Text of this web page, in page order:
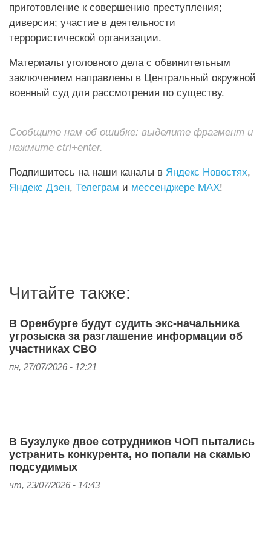
приготовление к совершению преступления;
диверсия; участие в деятельности
террористической организации.
Материалы уголовного дела с обвинительным
заключением направлены в Центральный окружной
военный суд для рассмотрения по существу.
Сообщите нам об ошибке: выделите фрагмент и
нажмите ctrl+enter.
Подпишитесь на наши каналы в Яндекс Новостях,
Яндекс Дзен, Телеграм и мессенджере MAX!
Читайте также:
В Оренбурге будут судить экс-начальника
угрозыска за разглашение информации об
участниках СВО
пн, 27/07/2026 - 12:21
В Бузулуке двое сотрудников ЧОП пытались
устранить конкурента, но попали на скамью
подсудимых
чт, 23/07/2026 - 14:43